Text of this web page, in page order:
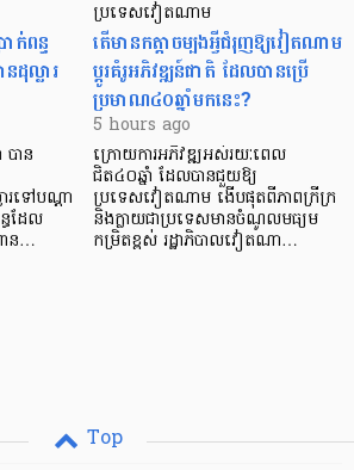
ក់ពន្ធ
ល្លារ
ាន​
ទៅបណ្ដា
ធដែល
ន…
ប្រទេសវៀតណាម
តើមានកត្តាចម្បងអ្វីជំរុញឱ្យវៀតណាម
ប្តូរគំរូអភិវឌ្ឍន៍ជាតិ ដែលបានប្រើ
ប្រមាណ៤០ឆ្នាំមកនេះ?
5 hours ago
ក្រោយការអភិវឌ្ឍអស់រយៈពេល
ជិត៤០ឆ្នាំ ដែលបានជួយឱ្យ​
ប្រទេសវៀតណាម ងើប​ផុតពីភាពក្រីក្រ
និងក្លាយជាប្រទេសមានចំណូលមធ្យម
កម្រិតខ្ពស់ រដ្ឋាភិបាលវៀតណា…
Top